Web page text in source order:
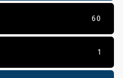
60
1